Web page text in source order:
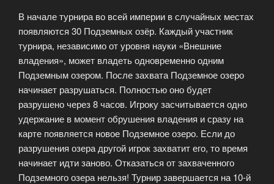
В начале турнира во всей империи в случайных местах
появляются 30 Подземных озёр. Каждый участник
турнира, независимо от уровня науки «Внешние
владения», может владеть одновременно одним
Подземным озером. После захвата Подземное озеро
начинает разрушаться. Полностью оно будет
разрушено через 8 часов. Игроку засчитывается одно
удержание в момент обрушения владения и сразу на
карте появляется новое Подземное озеро. Если до
разрушения озера другой игрок захватит его, то время
начинает идти заново. Отказаться от захваченного
Подземного озера нельзя! Турнир завершается на 10-й